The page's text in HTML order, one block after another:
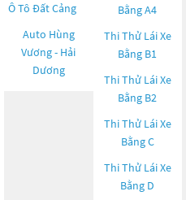
Ô Tô Đất Cảng
Auto Hùng
Vương - Hải
Dương
Bằng A4
Thi Thử Lái Xe
Bằng B1
Thi Thử Lái Xe
Bằng B2
Thi Thử Lái Xe
Bằng C
Thi Thử Lái Xe
Bằng D